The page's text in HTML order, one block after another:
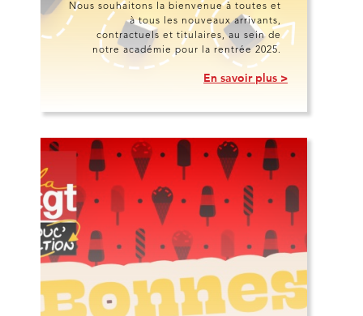
Nous souhaitons la bienvenue à toutes et
à tous les nouveaux arrivants,
contractuels et titulaires, au sein de
notre académie pour la rentrée 2025.
En savoir plus >